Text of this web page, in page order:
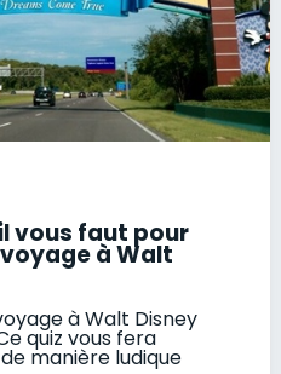
vous faut pour
à Walt
à Walt Disney
quiz vous fera
manière ludique